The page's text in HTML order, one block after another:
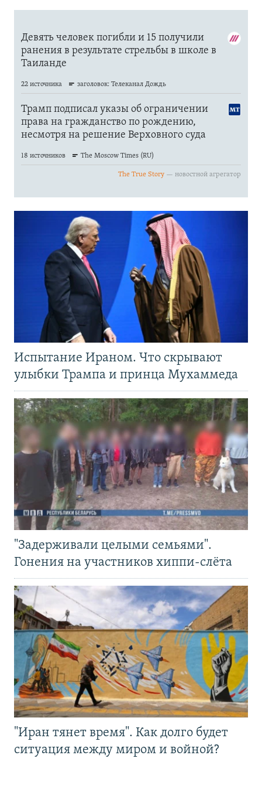
Испытание Ираном. Что скрывают
улыбки Трампа и принца Мухаммеда
"Задерживали целыми семьями".
Гонения на участников хиппи-слёта
"Иран тянет время". Как долго будет
ситуация между миром и войной?